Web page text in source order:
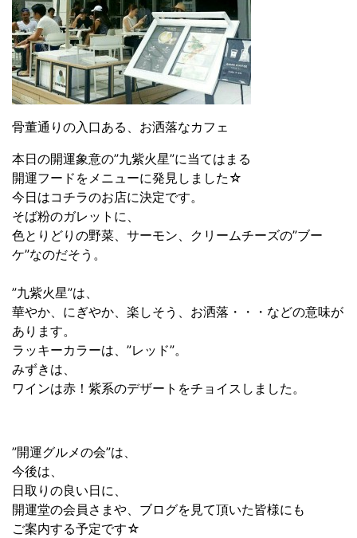
骨董通りの入口ある、お洒落なカフェ
本日の開運象意の”九紫火星”に当てはまる
開運フードをメニューに発見しました☆
今日はコチラのお店に決定です。
そば粉のガレットに、
色とりどりの野菜、サーモン、クリームチーズの”ブー
ケ”なのだそう。
”九紫火星”は、
華やか、にぎやか、楽しそう、お洒落・・・などの意味が
あります。
ラッキーカラーは、”レッド”。
みずきは、
ワインは赤！紫系のデザートをチョイスしました。
”開運グルメの会”は、
今後は、
日取りの良い日に、
開運堂の会員さまや、ブログを見て頂いた皆様にも
ご案内する予定です☆